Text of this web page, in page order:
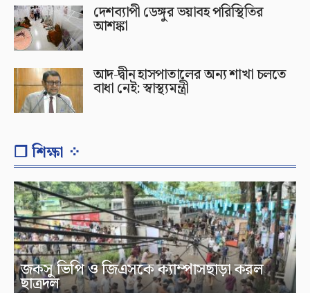
দেশব্যাপী ডেঙ্গুর ভয়াবহ পরিস্থিতির
আশঙ্কা
আদ-দ্বীন হাসপাতালের অন্য শাখা চলতে
বাধা নেই: স্বাস্থ্যমন্ত্রী
❐ শিক্ষা ⁘
জকসু ভিপি ও জিএসকে ক্যাম্পাসছাড়া করল
ছাত্রদল